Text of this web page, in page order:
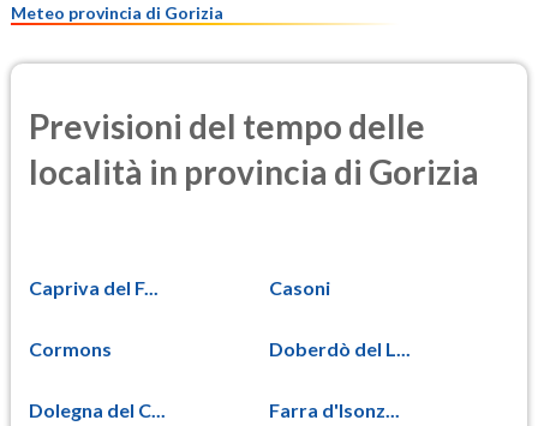
Meteo provincia di Gorizia
Previsioni del tempo delle
località in provincia di Gorizia
Capriva del F... Casoni
Cormons Doberdò del L...
Dolegna del C... Farra d'Isonz...